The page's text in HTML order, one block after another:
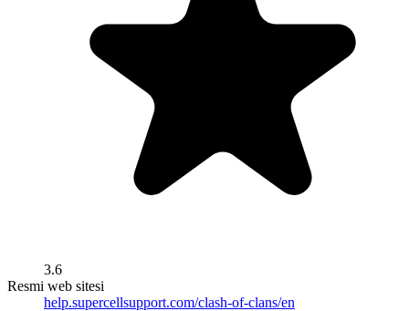
3.6
Resmi web sitesi
help.supercellsupport.com/clash-of-clans/en